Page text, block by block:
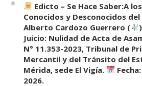
Edicto – Se Hace Saber:A
Conocidos y Desconocidos
Alberto Cardozo Guerrero (
Juicio: Nulidad de Acta de
N° 11.353-2023, Tribunal de
Mercantil y del Tránsito del
Mérida, sede El Vigía.
2026.